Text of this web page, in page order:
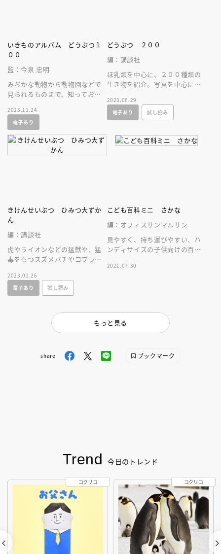
いきものアルバム どうぶつ１
００
監：今泉 忠明
みぢかな動物から動物園などで
見られるものまで、知っておき
はじめて触れるのに最適な、や
さしい図鑑。
2023.11.24
電子あり
どうぶつ ２００
編：講談社
ほ乳類を中心に、２００種類の
生き物を紹介。写真を中心に構
楽しめる「はじめてのずかん」
です。
2023.06.29
電子あり
試し読み
きけんせいぶつ ひみつ大ずか
ん
編：講談社
虎やライオンなどの猛獣や、猛
毒をもつスズメバチやコブラな
危険生物の情報を豊富に収録し
た１冊。
2023.01.26
電子あり
試し読み
こども百科ミニ さかな
編：オフィスサンマルサン
見やすく、持ち運びやすい、ハ
ンディサイズの子供向けの百科
ニ」に「さかな」が登場！！
2021.07.30
もっと見る
share ブックマーク
Trend 今日のトレンド
コクリコ コクリコ